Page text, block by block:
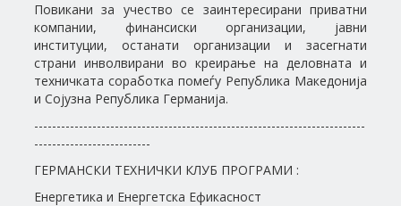
Повикани за учество се заинтересирани приватни
компании, финансиски организации, јавни
институции, останати организации и засегнати
страни инволвирани во креирање на деловната и
техничката соработка помеѓу Република Македонија
и Сојузна Република Германија.
--------------------------------------------------------------------------
--------------------------
ГЕРМАНСКИ ТЕХНИЧКИ КЛУБ ПРОГРАМИ :
Енергетика и Енергетска Ефикасност